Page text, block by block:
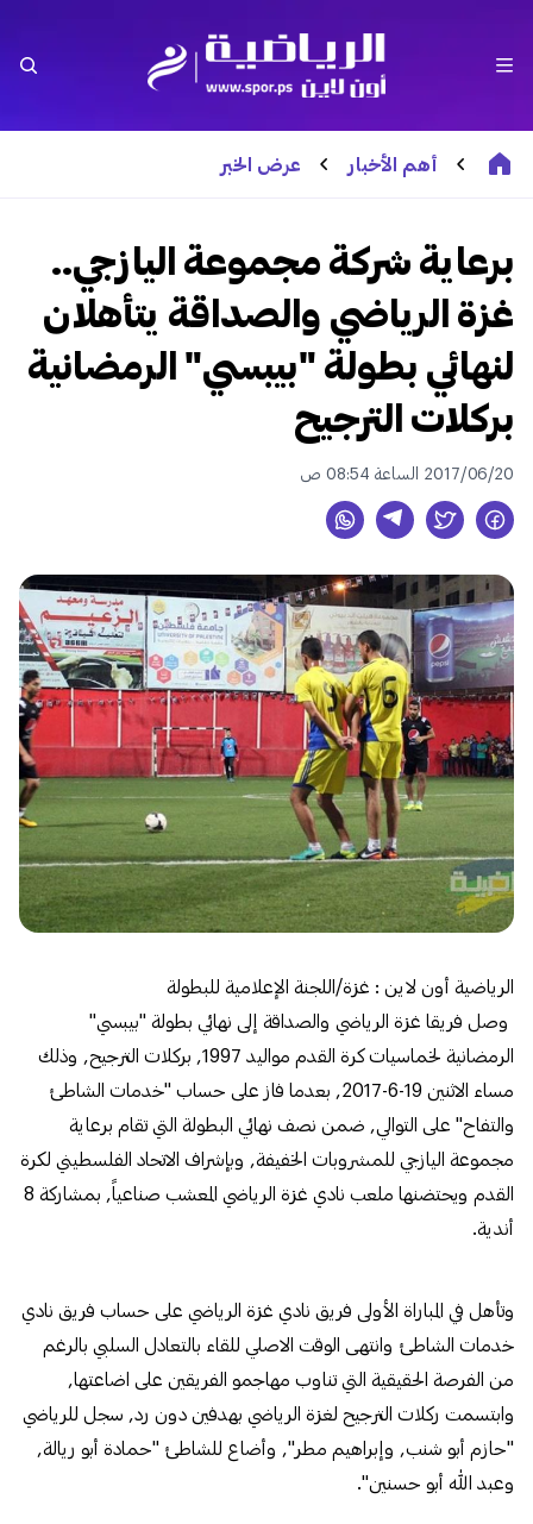
أهم الأخبار عرض الخبر
برعاية شركة مجموعة اليازجي..
غزة الرياضي والصداقة يتأهلان
لنهائي بطولة "بيبسي" الرمضانية
بركلات الترجيح
2017/06/20 الساعة 08:54 ص
الرياضية أون لاين : غزة/اللجنة الإعلامية للبطولة
وصل فريقا غزة الرياضي والصداقة إلى نهائي بطولة "بيبسي"
الرمضانية لخماسيات كرة القدم مواليد 1997, بركلات الترجيح, وذلك
مساء الاثنين 19-6-2017, بعدما فاز على حساب "خدمات الشاطئ
والتفاح" على التوالي, ضمن نصف نهائي البطولة التي تقام برعاية
مجموعة اليازجي للمشروبات الخفيفة, وبإشراف الاتحاد الفلسطيني لكرة
القدم ويحتضنها ملعب نادي غزة الرياضي المعشب
صناعياً, بمشاركة 8
أندية.
وتأهل في المباراة الأولى فريق نادي غزة الرياضي على حساب فريق نادي
خدمات الشاطئ وانتهى الوقت الاصلي للقاء بالتعادل السلبي بالرغم
من الفرصة الحقيقية التي تناوب مهاجمو الفريقين على اضاعتها,
وابتسمت ركلات الترجيح لغزة الرياضي بهدفين دون رد, سجل للرياضي
"حازم أبو شنب, وإبراهيم مطر", وأضاع للشاطئ "حمادة أبو ريالة,
وعبد الله أبو حسنين".